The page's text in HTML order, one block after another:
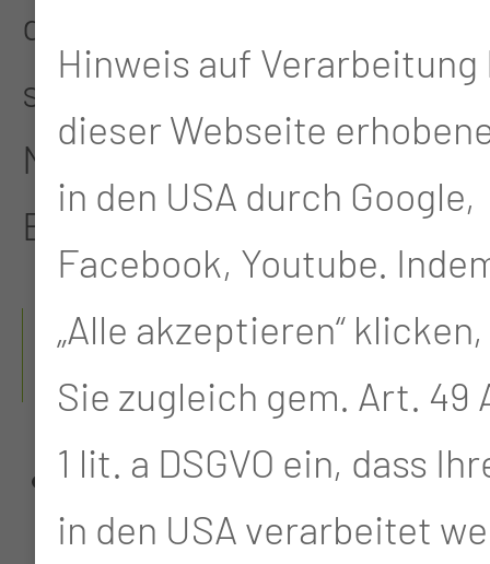
durchgeführt. Es schließt
sich eine interdisziplinäre
Nachsorge auf ambulanter
Basis an.
WIR BEHANDELN
FOLGENDE TUMORE
der Mundhöhle
(Mundhöhlenkarzinome),
Hinweis auf Verarbeitung
dieser Webseite
in den USA durch Google,
Facebook, Youtube.
„Alle akzeptieren“
Sie zugleich gem. Art. 49
1 lit. a DSGVO ein, dass
in den USA verarbeitet